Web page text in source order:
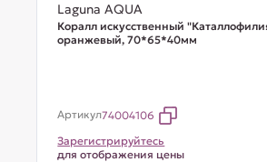
Laguna AQUA
Коралл искусственный
оранжевый, 70*65*40мм
Артикул74004106
Зарегистрируйтесь
для отображения цены